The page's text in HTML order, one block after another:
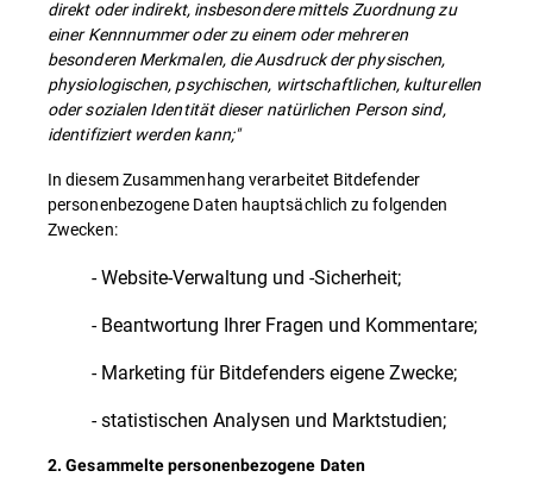
direkt oder indirekt, insbesondere mittels Zuordnung zu
einer Kennnummer oder zu einem oder mehreren
besonderen Merkmalen, die Ausdruck der physischen,
physiologischen, psychischen, wirtschaftlichen, kulturellen
oder sozialen Identität dieser natürlichen Person sind,
identifiziert werden kann;"
In diesem Zusammenhang verarbeitet Bitdefender
personenbezogene Daten hauptsächlich zu folgenden
Zwecken:
- Website-Verwaltung und -Sicherheit;
- Beantwortung Ihrer Fragen und Kommentare;
- Marketing für Bitdefenders eigene Zwecke;
- statistischen Analysen und Marktstudien;
2. Gesammelte personenbezogene Daten